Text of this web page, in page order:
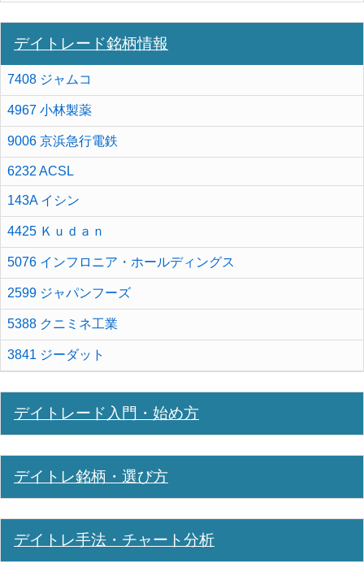
デイトレード銘柄情報
7408 ジャムコ
4967 小林製薬
9006 京浜急行電鉄
6232 ACSL
143A イシン
4425 Ｋｕｄａｎ
5076 インフロニア・ホールディングス
2599 ジャパンフーズ
5388 クニミネ工業
3841 ジーダット
デイトレード入門・始め方
デイトレ銘柄・選び方
デイトレ手法・チャート分析